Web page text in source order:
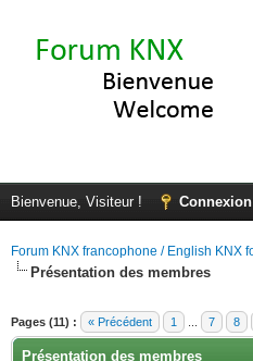
Bienvenue, Visiteur ! Connexion
Forum KNX francophone / English KNX
Présentation des membres
Pages (11) : « Précédent 1 7 8
Présentation des membres